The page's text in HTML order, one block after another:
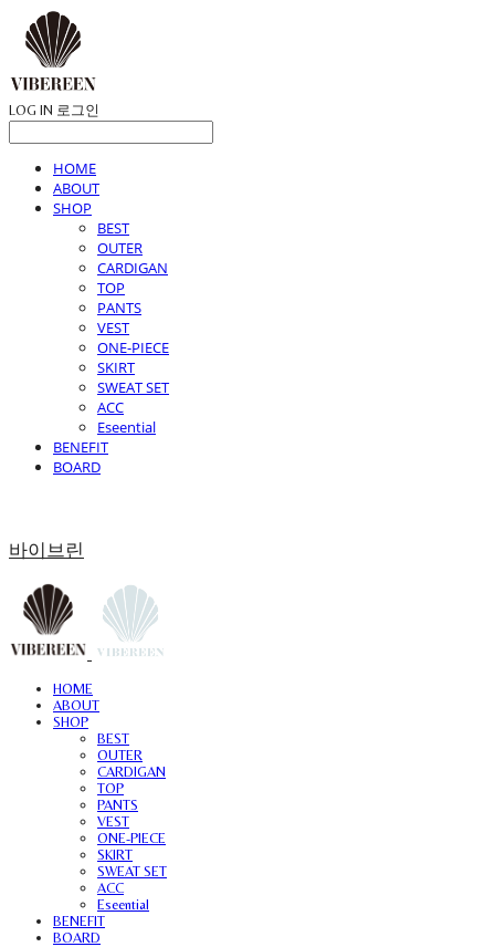
LOG IN 로그인
HOME
ABOUT
SHOP
BEST
OUTER
CARDIGAN
TOP
PANTS
VEST
ONE-PIECE
SKIRT
SWEAT SET
ACC
Eseential
BENEFIT
BOARD
바이브린
HOME
ABOUT
SHOP
BEST
OUTER
CARDIGAN
TOP
PANTS
VEST
ONE-PIECE
SKIRT
SWEAT SET
ACC
Eseential
BENEFIT
BOARD